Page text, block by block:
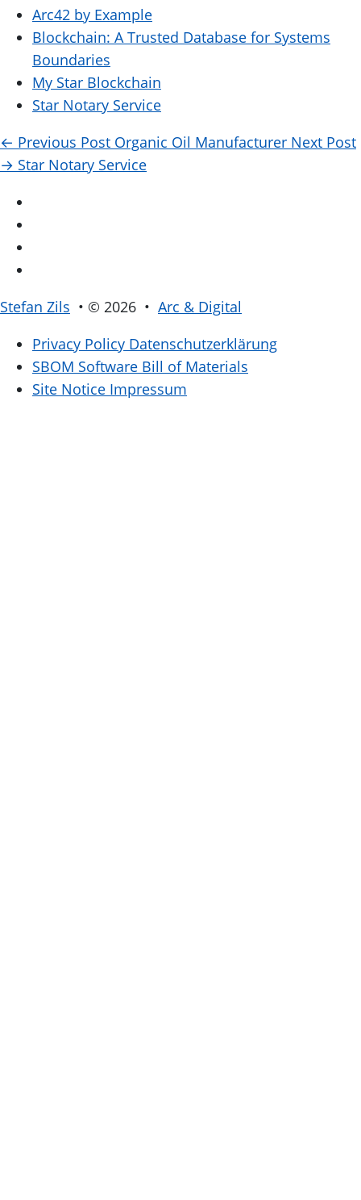
Arc42 by Example
Blockchain: A Trusted Database for Systems
Boundaries
My Star Blockchain
Star Notary Service
← Previous Post Organic Oil Manufacturer Next Post
→ Star Notary Service
Stefan Zils • © 2026 • Arc & Digital
Privacy Policy Datenschutzerklärung
SBOM Software Bill of Materials
Site Notice Impressum